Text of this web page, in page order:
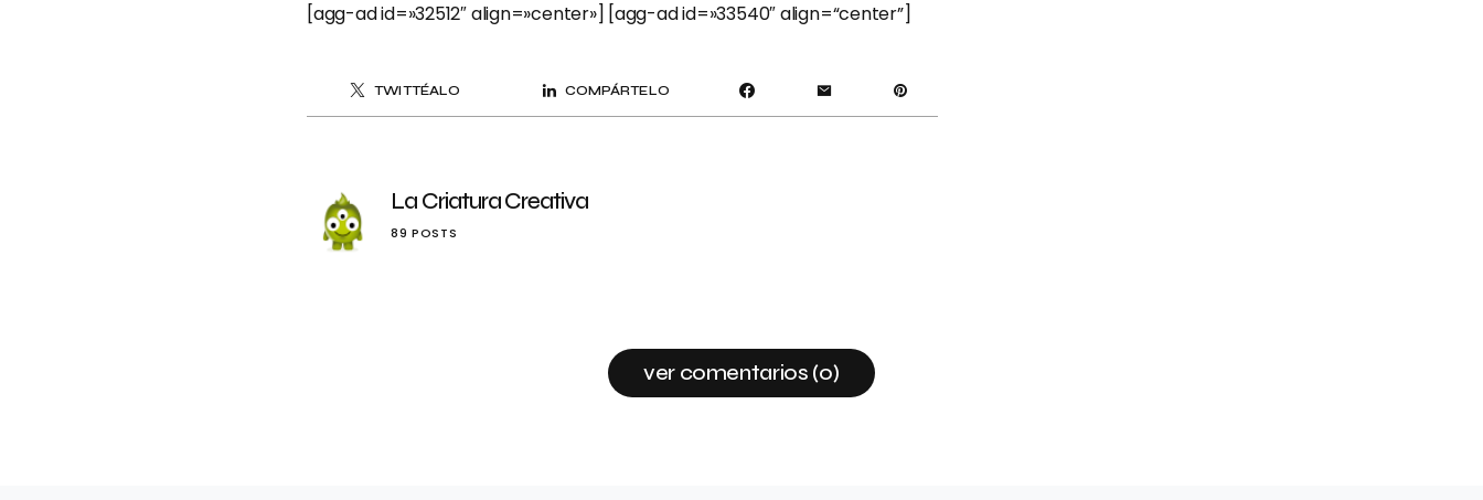
[agg-ad id=»32512″ align=»center»] [agg-ad id=»33540″ align=“center”]
TWITTÉALO COMPÁRTELO
La Criatura Creativa
89 POSTS
ver comentarios (0)